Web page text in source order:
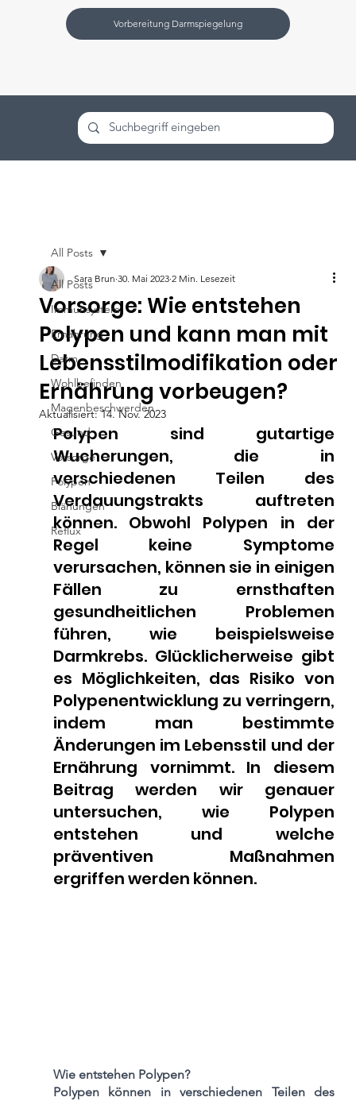
Vorbereitung Darmspiegelung
All Posts
Immunsystem
Ernährung
Darm
Wohlbefinden
Magenbeschwerden
Gesund
Vorsorge
Polypen
Blähungen
Reflux
All Posts
Vorsorge: Wie entstehen
Polypen und kann man mit
Lebensstilmodifikation oder
Ernährung vorbeugen?
Sara Brun 30. Mai 2023 2 Min. Lesezeit
Aktualisiert:14. Nov. 2023
Polypen sind gutartige
Wucherungen, die in
verschiedenen Teilen des
Verdauungstrakts auftreten
können. Obwohl Polypen in der
Regel keine Symptome
verursachen, können sie in einigen
Fällen zu ernsthaften
gesundheitlichen Problemen
führen, wie beispielsweise
Darmkrebs. Glücklicherweise gibt
es Möglichkeiten, das Risiko von
Polypenentwicklung zu verringern,
indem man bestimmte
Änderungen im Lebensstil und der
Ernährung vornimmt. In diesem
Beitrag werden wir genauer
untersuchen, wie Polypen
entstehen und welche
präventiven Maßnahmen
ergriffen werden können.
Wie entstehen Polypen?
Polypen können in verschiedenen Teilen des